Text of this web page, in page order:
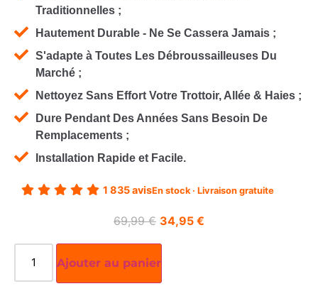
Traditionnelles ;
Hautement Durable - Ne Se Cassera Jamais ;
S'adapte à Toutes Les Débroussailleuses Du
Marché ;
Nettoyez Sans Effort Votre Trottoir, Allée & Haies ;
Dure Pendant Des Années Sans Besoin De
Remplacements ;
Installation Rapide et Facile.
1 835 avisEn stock · Livraison gratuite
69,99€ 34,95 €
Ajouter au panier